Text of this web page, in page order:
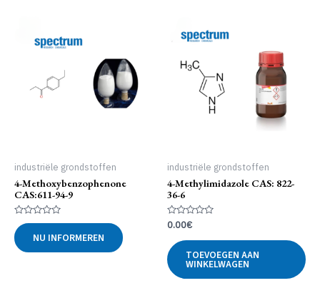
industriële grondstoffen
4-Methoxybenzophenone
CAS:611-94-9
Gewaardeerd
0
uit
5
NU INFORMEREN
industriële grondstoffen
4-Methylimidazole CAS: 822-
36-6
Gewaardeerd
0
5
0.00€
TOEVOEGEN AAN
WINKELWAGEN